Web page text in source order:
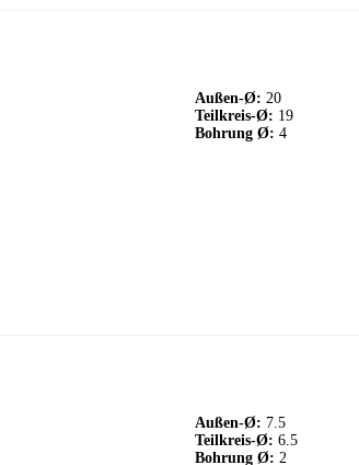
Außen-Ø: 20
Teilkreis-Ø: 19
Bohrung Ø: 4
Außen-Ø: 7.5
Teilkreis-Ø: 6.5
Bohrung Ø: 2